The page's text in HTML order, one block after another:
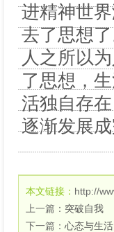
进精神世
去了思想
人之所以
了思想，
活独自存
逐渐发展
本文链接： http://
上一篇： 突破自我
下一篇： 心态与生活